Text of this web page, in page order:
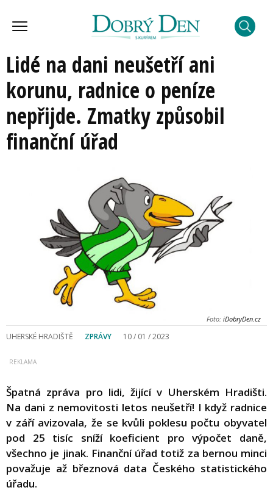
Lidé na dani neušetří ani
korunu, radnice o peníze
nepřijde. Zmatky způsobil
finanční úřad
Foto: iDobryDen.cz
UHERSKÉ HRADIŠTĚ ZPRÁVY 10 / 01 / 2023
Špatná zpráva pro lidi, žijící v Uherském Hradišti.
Na dani z nemovitosti letos neušetří! I když radnice
v září avizovala, že se kvůli poklesu počtu obyvatel
pod 25 tisíc sníží koeficient pro výpočet daně,
všechno je jinak. Finanční úřad totiž za bernou minci
považuje až březnová data Českého statistického
úřadu.